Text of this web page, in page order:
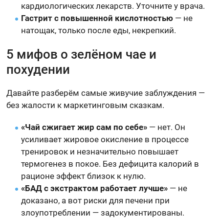
кардиологических лекарств. Уточните у врача.
Гастрит с повышенной кислотностью — не
натощак, только после еды, некрепкий.
5 мифов о зелёном чае и
похудении
Давайте разберём самые живучие заблуждения —
без жалости к маркетинговым сказкам.
«Чай сжигает жир сам по себе» — нет. Он
усиливает жировое окисление в процессе
тренировок и незначительно повышает
термогенез в покое. Без дефицита калорий в
рационе эффект близок к нулю.
«БАД с экстрактом работает лучше» — не
доказано, а вот риски для печени при
злоупотреблении — задокументированы.